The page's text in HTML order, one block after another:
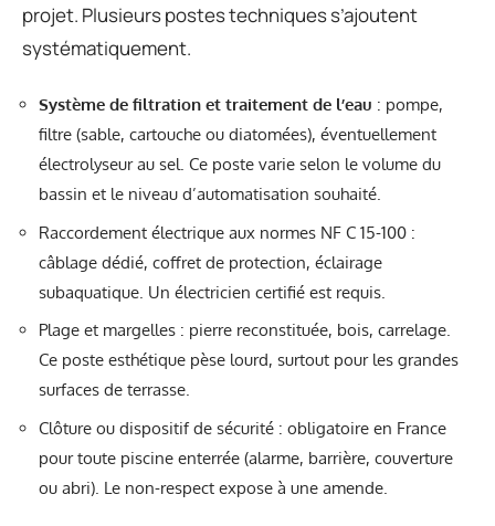
projet. Plusieurs postes techniques s’ajoutent
systématiquement.
Système de filtration et traitement de l’eau : pompe,
filtre (sable, cartouche ou diatomées), éventuellement
électrolyseur au sel. Ce poste varie selon le volume du
bassin et le niveau d’automatisation souhaité.
Raccordement électrique aux normes NF C 15-100 :
câblage dédié, coffret de protection, éclairage
subaquatique. Un électricien certifié est requis.
Plage et margelles : pierre reconstituée, bois, carrelage.
Ce poste esthétique pèse lourd, surtout pour les grandes
surfaces de terrasse.
Clôture ou dispositif de sécurité : obligatoire en France
pour toute piscine enterrée (alarme, barrière, couverture
ou abri). Le non-respect expose à une amende.